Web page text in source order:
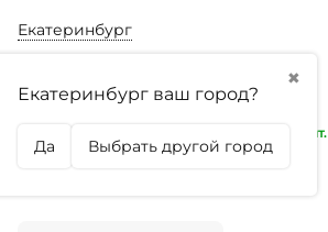
Екатеринбург
✖
Екатеринбург ваш город?
Да Выбрать другой город
г. Екатеринбург г. Тюмень
В наличии 62 шт.